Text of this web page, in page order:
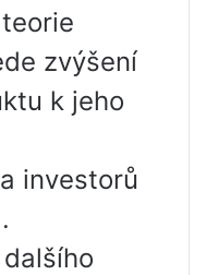
zvýšení
k jeho
investorů